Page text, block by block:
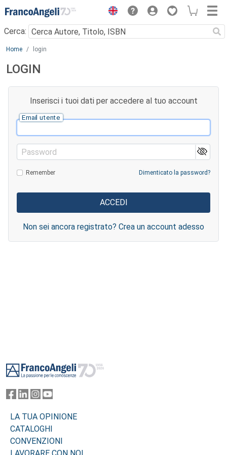
Menu
Cerca:
Main content
Home login
LOGIN
Inserisci i tuoi dati per accedere al tuo account
Email utente
Password
Remember Dimenticato la password?
Non sei ancora registrato? Crea un account adesso
LA TUA OPINIONE
CATALOGHI
CONVENZIONI